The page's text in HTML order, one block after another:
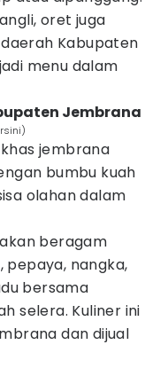
oret juga
Kabupaten
menu dalam
Jembrana
jembrana
bumbu kuah
olahan dalam
beragam
pepaya, nangka,
bersama
selera. Kuliner ini
dan dijual